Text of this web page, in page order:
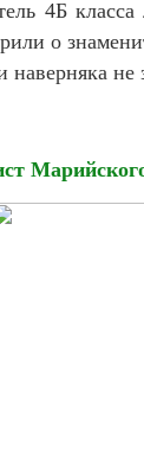
4Б
о
не